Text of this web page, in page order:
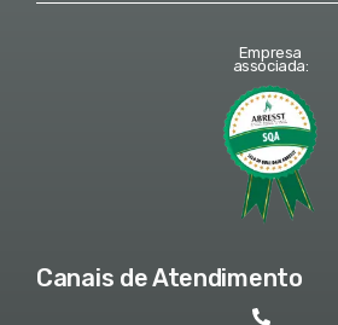
Empresa
associada:
Canais de Atendimento